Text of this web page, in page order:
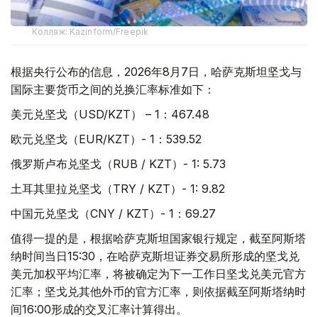
Коллаж: Kazinform/Freepik
根据央行公布的信息，2026年8月7日，哈萨克斯坦坚戈与
国际主要货币之间的兑换汇率标准如下：
美元兑坚戈（USD/KZT） – 1：467.48
欧元兑坚戈（EUR/KZT）- 1：539.52
俄罗斯卢布兑坚戈（RUB / KZT）- 1: 5.73
土耳其里拉兑坚戈（TRY / KZT）- 1: 9.82
中国元兑坚戈（CNY / KZT）- 1：69.27
值得一提的是，根据哈萨克斯坦国家银行规定，截至阿斯塔
纳时间当日15:30，在哈萨克斯坦证券交易所形成的坚戈兑
美元加权平均汇率，将被确定为下一工作日坚戈兑美元官方
汇率；坚戈兑其他外币的官方汇率，则依据截至阿斯塔纳时
间16:00形成的交叉汇率计算得出。